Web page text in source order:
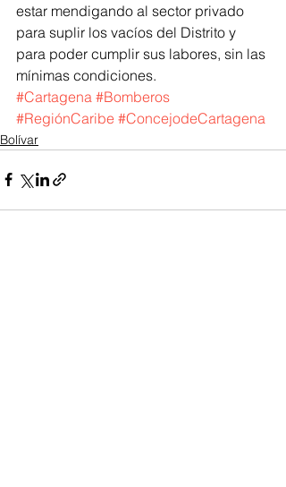
estar mendigando al sector privado
para suplir los vacíos del Distrito y
para poder cumplir sus labores, sin las
mínimas condiciones.
#Cartagena #Bomberos
#RegiónCaribe #ConcejodeCartagena
Bolívar